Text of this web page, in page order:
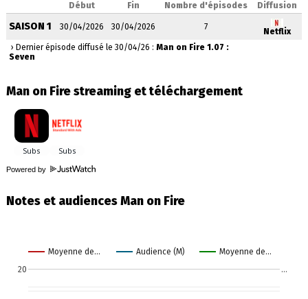
Début Fin Nombre d'épisodes Diffusion
SAISON 1 30/04/2026 30/04/2026 7
Netflix
› Dernier épisode diffusé le 30/04/26 : Man on Fire 1.07 :
Seven
Man on Fire streaming et téléchargement
Powered by
Notes et audiences Man on Fire
Moyenne de… Audience (M) Moyenne de…
20 …